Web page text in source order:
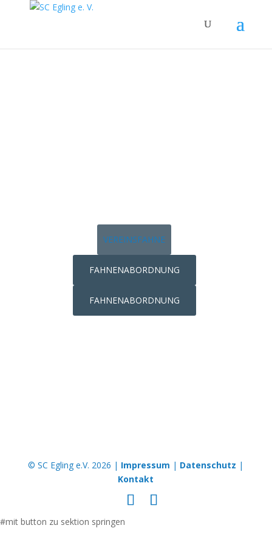
VEREINSFAHNE
FAHNENABORDNUNG
JUGEND
FAHNENABORDNUNG
© SC Egling e.V. 2026 | Impressum | Datenschutz |
Kontakt
#mit button zu sektion springen